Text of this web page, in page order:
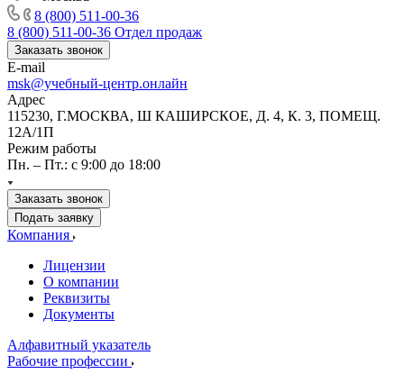
8 (800) 511-00-36
8 (800) 511-00-36 Отдел продаж
Заказать звонок
E-mail
msk@учебный-центр.онлайн
Адрес
115230, Г.МОСКВА, Ш КАШИРСКОЕ, Д. 4, К. 3, ПОМЕЩ.
12А/1П
Режим работы
Пн. – Пт.: с 9:00 до 18:00
Заказать звонок
Подать заявку
Компания
Лицензии
О компании
Реквизиты
Документы
Алфавитный указатель
Рабочие профессии